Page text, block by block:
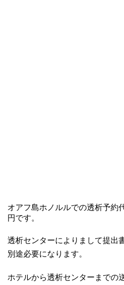
オアフ島ホノルルでの透析予約
円です。
透析センターによりまして提出
別途必要になります。
ホテルから透析センターまでの